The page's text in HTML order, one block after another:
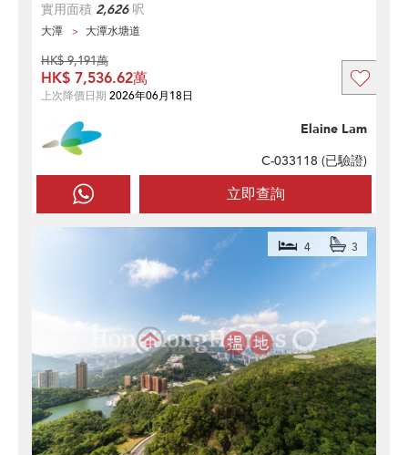
實用面積 2,626呎
大潭 大潭水塘道
立即查詢
Elaine Lam
C-033118 (已驗證)
HK$ 9,191萬
HK$ 7,536.62萬
上次降價日期 2026年06月18日
4 3